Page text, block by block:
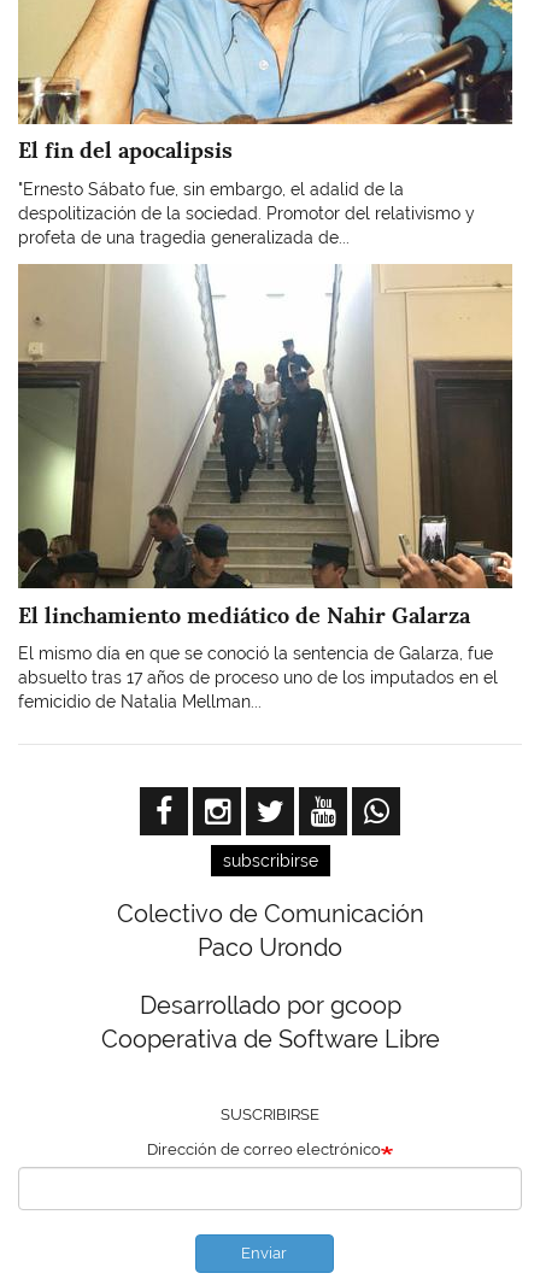
El fin del apocalipsis
"Ernesto Sábato fue, sin embargo, el adalid de la
despolitización de la sociedad. Promotor del relativismo y
profeta de una tragedia generalizada de...
El linchamiento mediático de Nahir Galarza
El mismo día en que se conoció la sentencia de Galarza, fue
absuelto tras 17 años de proceso uno de los imputados en el
femicidio de Natalia Mellman...
subscribirse
Colectivo de Comunicación
Paco Urondo
Desarrollado por gcoop
Cooperativa de Software Libre
SUSCRIBIRSE
Dirección de correo electrónico
Enviar